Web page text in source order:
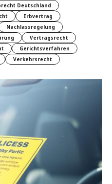
Deutschland
Erbvertrag
Nachlassregelung
Vertragsrecht
Gerichtsverfahren
Verkehrsrecht